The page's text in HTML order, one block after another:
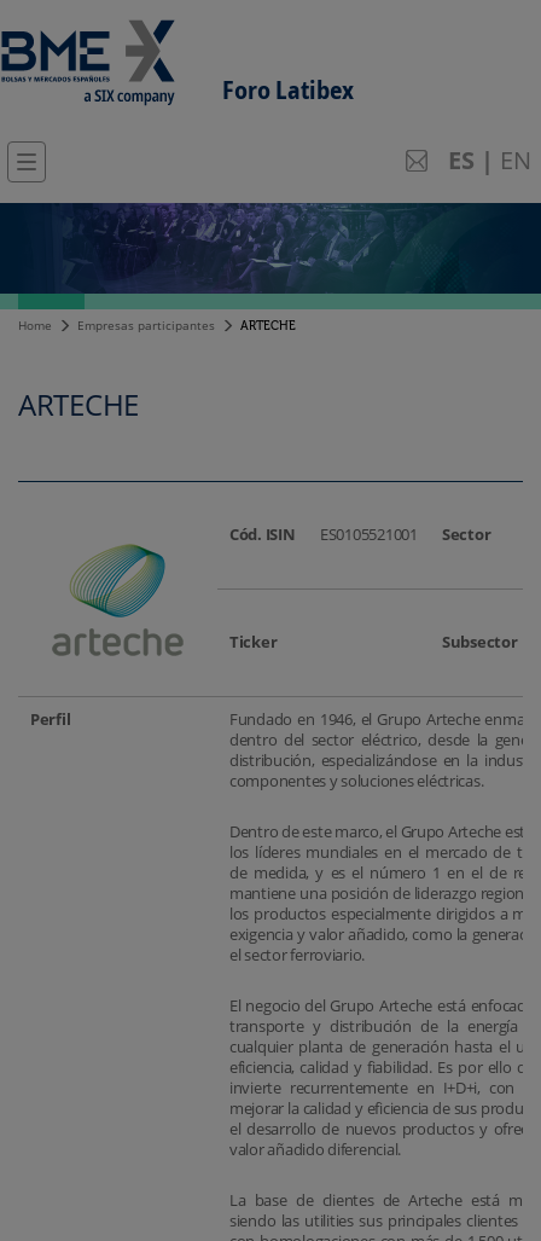
Foro Latibex
ES | EN
Home Empresas participantes ARTECHE
ARTECHE
Cód. ISIN ES0105521001 Sector
Ticker Subsector
Perfil
Fundado en 1946, el Grupo Arteche
dentro del sector eléctrico, desde la
distribución, especializándose en la
componentes y soluciones eléctricas.
Dentro de este marco, el Grupo Arteche está
los líderes mundiales en el mercado de
de medida, y es el número 1 en el de
mantiene una posición de liderazgo regional
los productos especialmente dirigidos a
exigencia y valor añadido, como la
el sector ferroviario.
El negocio del Grupo Arteche está
transporte y distribución de la energía
cualquier planta de generación hasta el
eficiencia, calidad y fiabilidad. Es por ello
invierte recurrentemente en I+D+i, con
mejorar la calidad y eficiencia de sus
el desarrollo de nuevos productos y
valor añadido diferencial.
La base de clientes de Arteche está
siendo las utilities sus principales clientes